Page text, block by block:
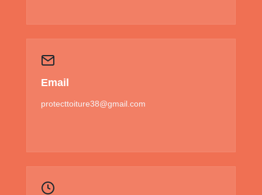
Email
protecttoiture38@gmail.com